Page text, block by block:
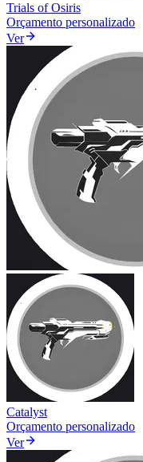
Trials of Osiris
Orçamento personalizado
Ver
Catalyst
Orçamento personalizado
Ver